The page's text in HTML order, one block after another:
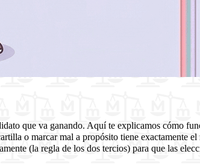
que va ganando. Aquí te explicamos cómo
o marcar mal a propósito tiene exactamente el
(la regla de los dos tercios) para que las